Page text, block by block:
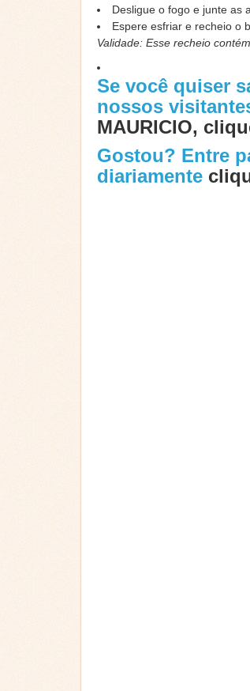
Desligue o fogo e junte as
Espere esfriar e recheio o
Validade: Esse recheio
Se você quiser
nossos
MAURICIO,
Gostou? Entre
diariamente